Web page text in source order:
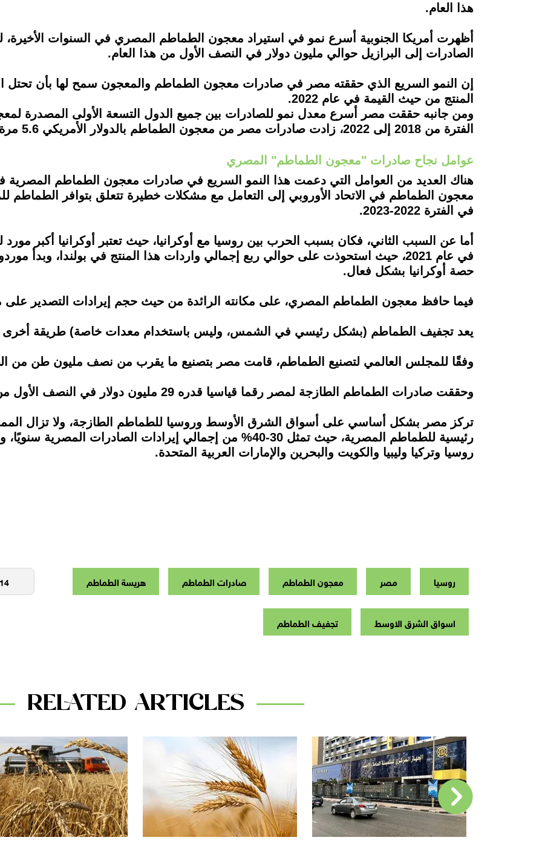
هذا العام.
أظهرت أمريكا الجنوبية أسرع نمو في استيراد معجون الطماطم المصري في السنوات الأخيرة،
الصادرات إلى البرازيل حوالي مليون دولار في النصف الأول من هذا العام.
إن النمو السريع الذي حققته مصر في صادرات معجون الطماطم والمعجون سمح لها بأن تحتل
المنتج من حيث القيمة في عام 2022.
ومن جانبه حققت مصر أسرع معدل نمو للصادرات بين جميع الدول التسعة الأولى المصدرة
الفترة من 2018 إلى 2022، زادت صادرات مصر من معجون الطماطم بالدولار الأمريكي 5.6 مرة.
عوامل نجاح صادرات "معجون الطماطم" المصري
هناك العديد من العوامل التي دعمت هذا النمو السريع في صادرات معجون الطماطم المصرية
معجون الطماطم في الاتحاد الأوروبي إلى التعامل مع مشكلات خطيرة تتعلق بتوافر الطماطم
في الفترة 2022-2023.
أما عن السبب الثاني، فكان بسبب الحرب بين روسيا مع أوكرانيا، حيث تعتبر أوكرانيا أكبر
في عام 2021، حيث استحوذت على حوالي ربع إجمالي واردات هذا المنتج في بولندا،
حصة أوكرانيا بشكل فعال.
فيما حافظ معجون الطماطم المصري، على مكانته الرائدة من حيث حجم إيرادات التصدير على
يعد تجفيف الطماطم (بشكل رئيسي في الشمس، وليس باستخدام معدات خاصة) طريقة أخرى
وفقًا للمجلس العالمي لتصنيع الطماطم، قامت مصر بتصنيع ما يقرب من نصف مليون طن من
وحققت صادرات الطماطم الطازجة لمصر رقما قياسيا قدره 29 مليون دولار في النصف الأول من العام الحالي 2023.
تركز مصر بشكل أساسي على أسواق الشرق الأوسط وروسيا للطماطم الطازجة، ولا تزال
رئيسية للطماطم المصرية، حيث تمثل 30-40% من إجمالي إيرادات
روسيا وتركيا وليبيا والكويت والبحرين والإمارات العربية المتحدة.
روسيا مصر معجون الطماطم صادرات الطماطم هريسة الطماطم
اسواق الشرق الاوسط تجفيف الطماطم
RELATED ARTICLES